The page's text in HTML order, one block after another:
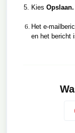
Kies Opslaan.
Het e-
en het bericht